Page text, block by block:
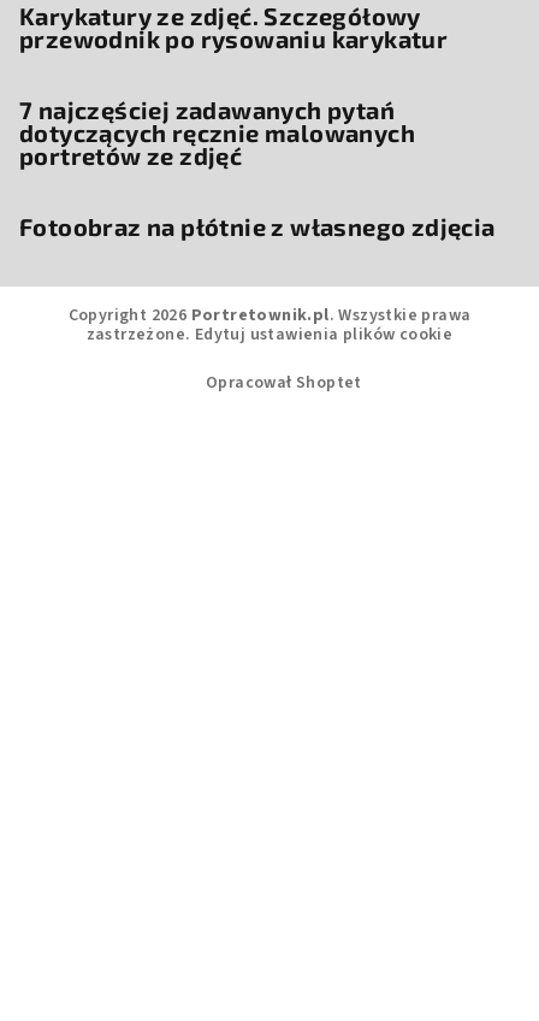
Karykatury ze zdjęć. Szczegółowy
przewodnik po rysowaniu karykatur
7 najczęściej zadawanych pytań
dotyczących ręcznie malowanych
portretów ze zdjęć
Fotoobraz na płótnie z własnego zdjęcia
Copyright 2026 Portretownik.pl. Wszystkie prawa
zastrzeżone. Edytuj ustawienia plików cookie
Opracował Shoptet